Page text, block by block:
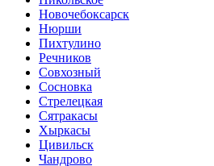
Новочебоксарск
Нюрши
Пихтулино
Речников
Совхозный
Сосновка
Стрелецкая
Сятракасы
Хыркасы
Цивильск
Чандрово